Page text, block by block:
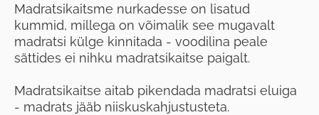
Madratsikaitsme nurkadesse on lisatud
kummid, millega on võimalik see mugavalt
madratsi külge kinnitada - voodilina peale
sättides ei nihku madratsikaitse paigalt.
Madratsikaitse aitab pikendada madratsi eluiga
- madrats jääb niiskuskahjustusteta.